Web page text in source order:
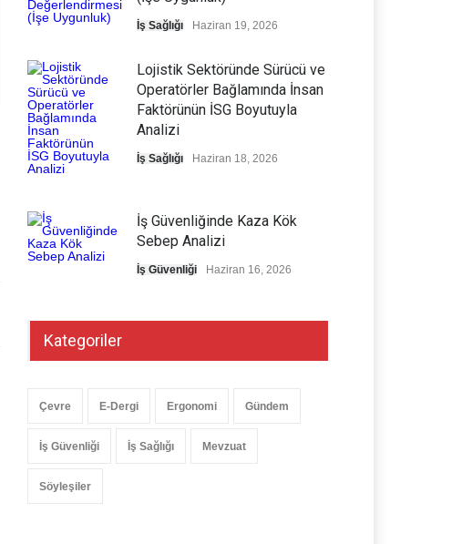
İş Sağlığı Haziran 19, 2026
Lojistik Sektöründe Sürücü ve
Operatörler Bağlamında İnsan
Faktörünün İSG Boyutuyla
Analizi
İş Sağlığı Haziran 18, 2026
İş Güvenliğinde Kaza Kök
Sebep Analizi
İş Güvenliği Haziran 16, 2026
Kategoriler
Çevre E-Dergi Ergonomi Gündem
İş Güvenliği İş Sağlığı Mevzuat
Söyleşiler